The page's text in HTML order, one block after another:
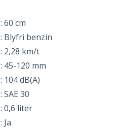
: 60 cm
: Blyfri benzin
: 2,28 km/t
: 45-120 mm
: 104 dB(A)
: SAE 30
: 0,6 liter
: Ja